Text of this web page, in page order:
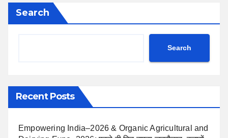
Search
Search
Recent Posts
Empowering India–2026 & Organic Agricultural and